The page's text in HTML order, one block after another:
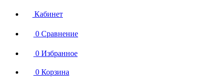
Кабинет
0 Сравнение
0 Избранное
0 Корзина